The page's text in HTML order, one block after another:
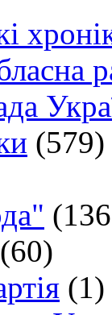
(579)
(60)
(1)